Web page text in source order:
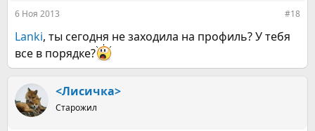
6 Ноя 2013 #18
Lanki, ты сегодня не заходила на профиль? У тебя
все в порядке?
<Лисичка>
Старожил